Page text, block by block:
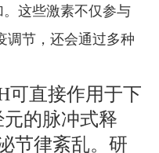
。这些激素不仅参与
调节，还会通过多种
可直接作用于下
元的脉冲式释
节律紊乱。研